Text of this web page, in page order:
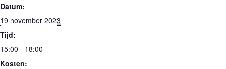
Datum:
19 november 2023
Tijd:
15:00 - 18:00
Kosten: